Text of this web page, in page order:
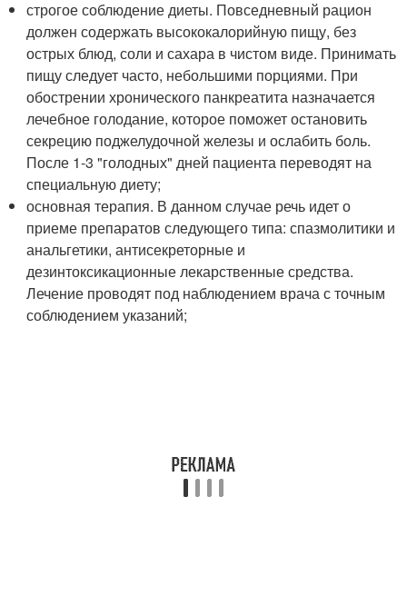
строгое соблюдение диеты. Повседневный рацион
должен содержать высококалорийную пищу, без
острых блюд, соли и сахара в чистом виде. Принимать
пищу следует часто, небольшими порциями. При
обострении хронического панкреатита назначается
лечебное голодание, которое поможет остановить
секрецию поджелудочной железы и ослабить боль.
После 1-3 "голодных" дней пациента переводят на
специальную диету;
основная терапия. В данном случае речь идет о
приеме препаратов следующего типа: спазмолитики и
анальгетики, антисекреторные и
дезинтоксикационные лекарственные средства.
Лечение проводят под наблюдением врача с точным
соблюдением указаний;